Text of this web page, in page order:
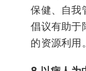
保健、自我
倡议有助于
的资源利用。